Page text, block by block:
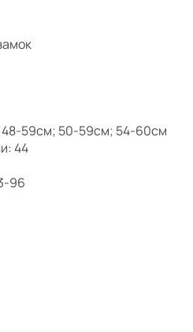
59см; 50-59см; 54-60см
44
96